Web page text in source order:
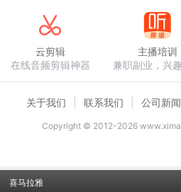
喜马拉雅
云剪辑
在线音频剪辑神器
主播培训
兼职副业，兴
关于我们 联系我们 公司新闻
Copyright © 2012-2026